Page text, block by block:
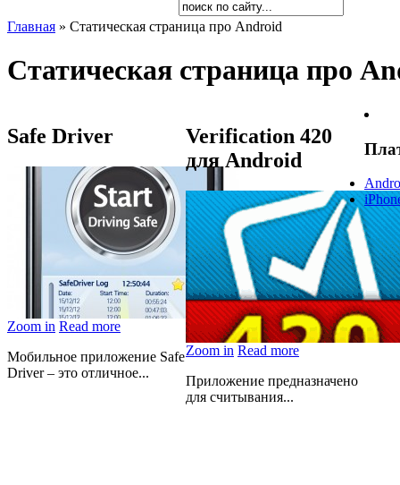
Главная » Статическая страница про Android
Статическая страница про
Safe Driver
Zoom in Read more
Мобильное приложение Safe
Driver – это отличное...
Verification 420
для Android
Zoom in Read more
Приложение предназначено
для считывания...